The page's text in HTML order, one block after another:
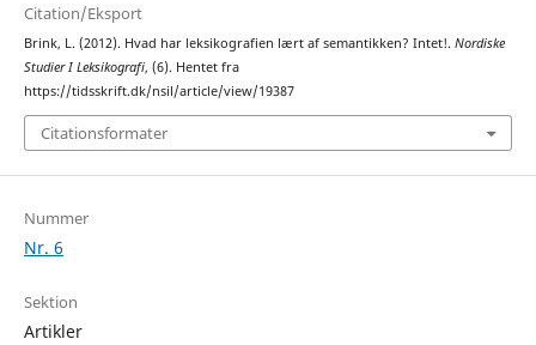
Citation/Eksport
Brink, L. (2012). Hvad har leksikografien lært af semantikken? Intet!. Nordiske
Studier I Leksikografi, (6). Hentet fra
https://tidsskrift.dk/nsil/article/view/19387
Citationsformater
Nummer
Nr. 6
Sektion
Artikler